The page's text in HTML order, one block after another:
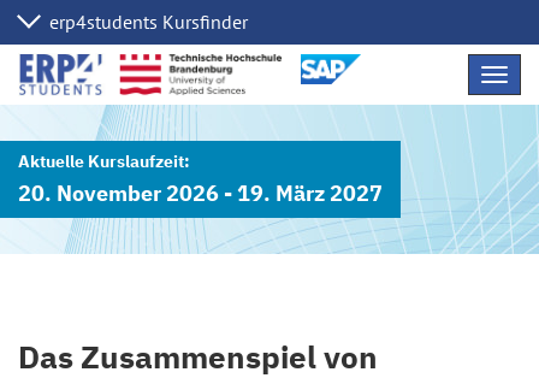
20. November 2026 - 19. März 2027
Das Zusammenspiel von